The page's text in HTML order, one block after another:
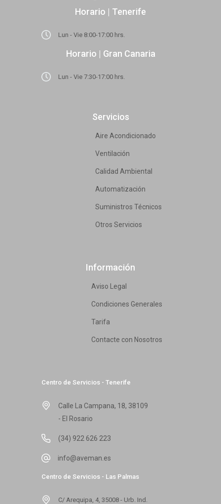
Horario | Tenerife
Lun - Vie 8:00-17:00 hrs.
Horario | Gran Canaria
Lun - Vie 7:30-17:00 hrs.
Servicios
Aire Acondicionado
Ventilación
Calidad Ambiental
Automatización
Suministros Técnicos
Otros Servicios
Información
Aviso Legal
Condiciones Generales
Tarifa
Contacte con Nosotros
Centro de Servicios - Tenerife
Calle La Campana, 18, 38109
- El Rosario
(34) 922 626 223
info@aveman.es
Centro de Servicios - Las Palmas
C/ Arequipa, 4, 35008 - Urb. Ind.